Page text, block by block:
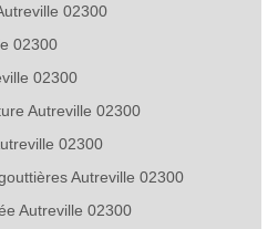
02300
02300
02300
Autreville 02300
02300
Autreville 02300
Autreville 02300